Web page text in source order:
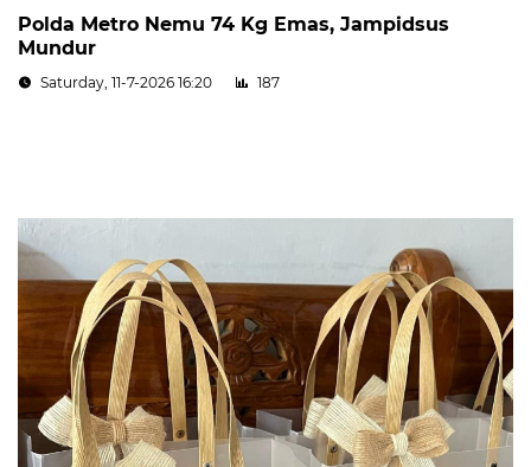
Polda Metro Nemu 74 Kg Emas, Jampidsus
Mundur
Saturday, 11-7-2026 16:20 187